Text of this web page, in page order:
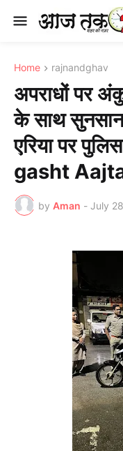
Home rajnandghav
अपराधों पर
के साथ सुनसान
एरिया पर
gasht
by Aman - July